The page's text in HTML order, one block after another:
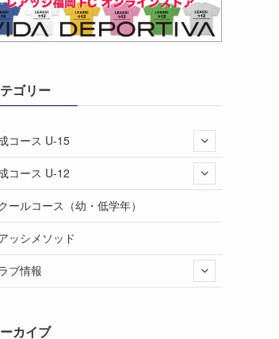
ゴリー
コース U-15
コース U-12
ールコース（幼・低学年）
ッシメソッド
ブ情報
カイブ